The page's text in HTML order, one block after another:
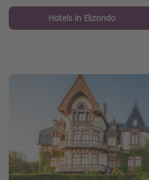
Hotels in Elizondo